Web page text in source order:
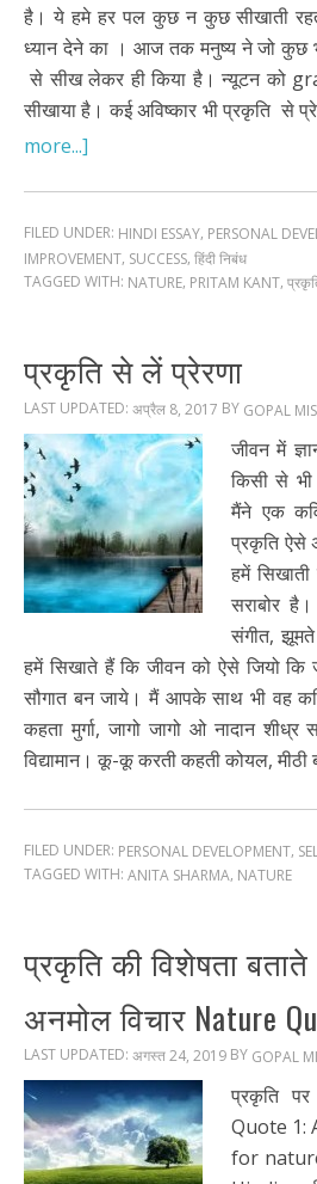
है। ये हमे हर पल कुछ न कुछ सीखाती
ध्यान देने का । आज तक मनुष्य ने जो कुछ
से सीख लेकर ही किया है। न्यूटन को
सीखाया है। कई अविष्कार भी प्रकृति से
more...]
FILED UNDER: HINDI ESSAY, PERSONAL
IMPROVEMENT, SUCCESS, हिंदी निबंध
TAGGED WITH: NATURE, PRITAM KANT,
प्रकृति से लें प्रेरणा
LAST UPDATED: अप्रैल 8, 2017 BY GOPAL
जीवन में
किसी से
मैंने एक
प्रकृति ऐसे
हमें
सराबोर
संगीत,
हमें सिखाते हैं कि जीवन को ऐसे जियो कि
सौगात बन जाये। मैं आपके साथ भी वह
कहता मुर्गा, जागो जागो ओ नादान
विद्यामान। कू-कू करती कहती कोयल, मीठी
FILED UNDER: PERSONAL DEVELOPMENT,
TAGGED WITH: ANITA SHARMA, NATURE
प्रकृति की विशेषता
अनमोल विचार Nature
LAST UPDATED: अगस्त 24, 2019 BY GOPAL
प्रकृति पर
Quote 1:
for